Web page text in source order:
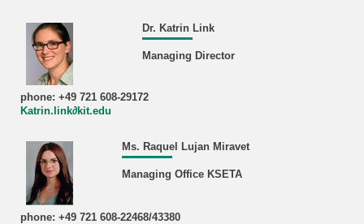
Dr. Katrin Link
Managing Director
phone: +49 721 608-29172
Katrin.link∂kit.edu
Ms. Raquel Lujan Miravet
Managing Office KSETA
phone: +49 721 608-22468/43380